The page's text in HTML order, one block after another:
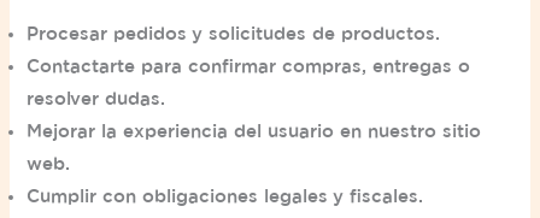
Procesar pedidos y solicitudes de productos.
Contactarte para confirmar compras, entregas o
resolver dudas.
Mejorar la experiencia del usuario en nuestro sitio
web.
Cumplir con obligaciones legales y fiscales.